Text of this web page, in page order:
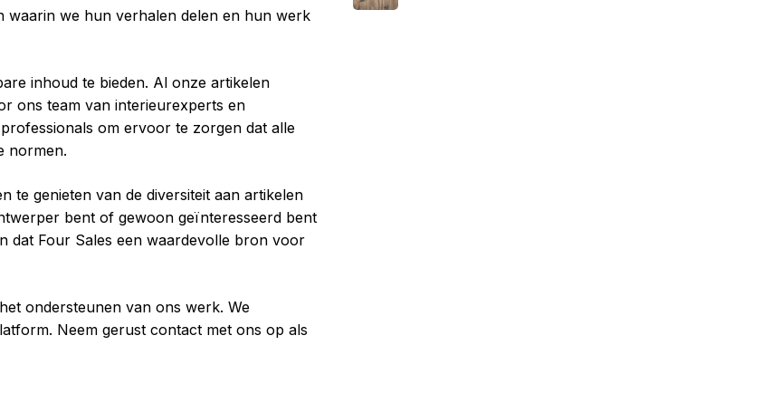
waarin we hun verhalen delen en hun werk
inhoud te bieden. Al onze artikelen
ons team van interieurexperts en
om ervoor te zorgen dat alle
normen.
te genieten van de diversiteit aan artikelen
bent of gewoon geïnteresseerd bent
dat Four Sales een waardevolle bron voor
ondersteunen van ons werk. We
Neem gerust contact met ons op als